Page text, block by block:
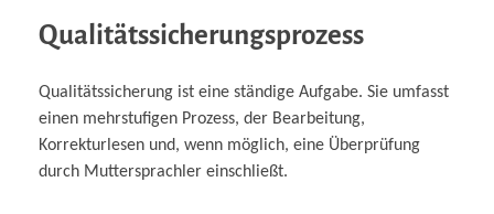
Qualitätssicherungsprozess
Qualitätssicherung ist eine ständige Aufgabe. Sie umfasst
einen mehrstufigen Prozess, der Bearbeitung,
Korrekturlesen und, wenn möglich, eine Überprüfung
durch Muttersprachler einschließt.